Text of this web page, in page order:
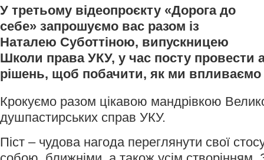
У третьому відеопроєкту «Дорога до
себе» запрошуємо вас разом із
Наталею Суботтіною, випускницею
Школи права УКУ, у час посту провести
рішень, щоб побачити, як ми впливаємо
Крокуємо разом цікавою мандрівкою
душпастирських справ УКУ.
Піст – чудова нагода переглянути свої